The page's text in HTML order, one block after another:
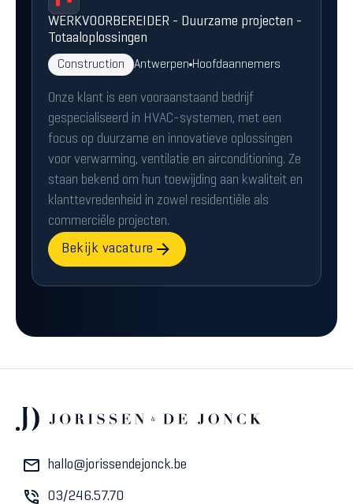
WERKVOORBEREIDER - Duurzame projecten -
Totaaloplossingen
Construction Antwerpen Hoofdaannemers
Onze klant is een vooraanstaand bedrijf
gespecialiseerd in HVAC-systemen, met een
focus op duurzame en innovatieve oplossingen
voor verwarming, ventilatie en airconditioning. Ze
staan bekend om hun toewijding aan kwaliteit en
klanttevredenheid in zowel residentiële als
commerciële projecten.
Bekijk vacature
hallo@jorissendejonck.be
03/246.57.70